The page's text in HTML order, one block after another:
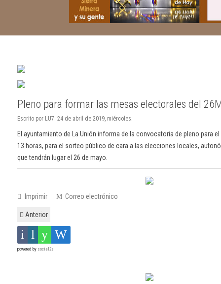
Pleno para formar las mesas electorales del
Escrito por LU7. 24 de abril de 2019, miércoles.
El ayuntamiento de La Unión informa de la convocatoria de pleno para
13 horas, para el sorteo público de cara a las elecciones locales,
que tendrán lugar el 26 de mayo.
Imprimir Correo electrónico
Anterior
powered by social2s